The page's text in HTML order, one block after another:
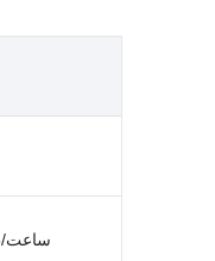
13 ساعت/14.5 ساعت